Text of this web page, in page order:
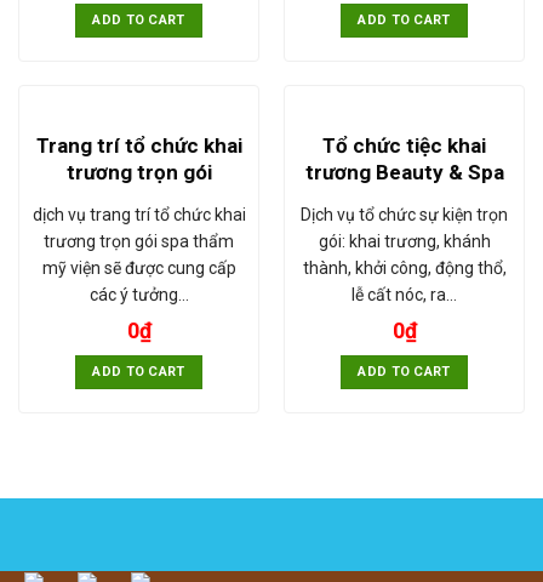
ADD TO CART ADD TO CART
Trang trí tổ chức khai
trương trọn gói
dịch vụ trang trí tổ chức khai
trương trọn gói spa thẩm
mỹ viện sẽ được cung cấp
các ý tưởng…
0₫
ADD TO CART
Tổ chức tiệc khai
trương Beauty & Spa
Dịch vụ tổ chức sự kiện trọn
gói: khai trương, khánh
thành, khởi công, động thổ,
lễ cất nóc, ra…
0₫
ADD TO CART